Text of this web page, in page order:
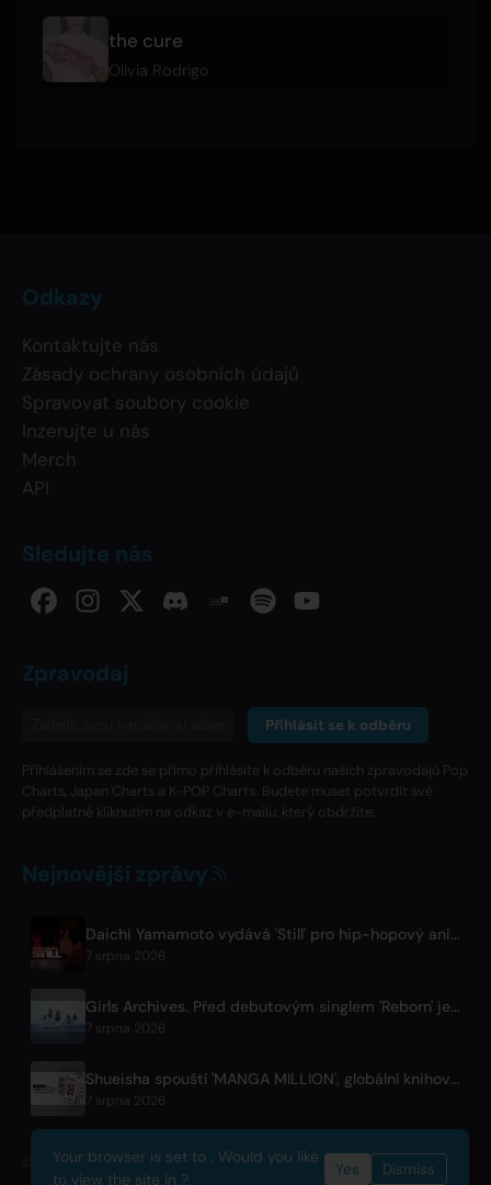
the cure
Olivia Rodrigo
Odkazy
Kontaktujte nás
Zásady ochrany osobních údajů
Spravovat soubory cookie
Inzerujte u nás
Merch
API
Sledujte nás
Zpravodaj
Přihlásit se k odběru
Přihlášením se zde se přímo přihlásíte k odběru našich zpravodajů Pop
Charts, Japan Charts a K-POP Charts. Budete muset potvrdit své
předplatné kliknutím na odkaz v e-mailu, který obdržíte.
Nejnovější zprávy
Daichi Yamamoto vydává 'Still' pro hip-hopový anime seriál 'Shadow Beat'
7 srpna 2026
Girls Archives. Před debutovým singlem 'Reborn' je tématem pro film Netflix
7 srpna 2026
Shueisha spouští 'MANGA MILLION', globální knihovnu 400 mang zdarma
7 srpna 2026
© 2026 OnlyHit. All rights reserved. - Metadata provided byACRCloud
Your browser is set to . Would you like
to view the site in ?
Yes Dismiss